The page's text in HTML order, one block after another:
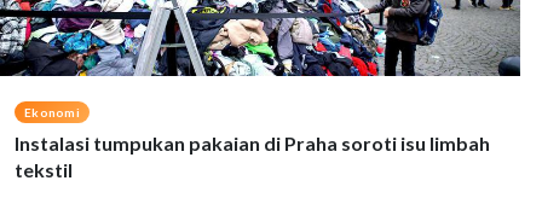
Ekonomi
Instalasi tumpukan pakaian di Praha soroti isu limbah
tekstil